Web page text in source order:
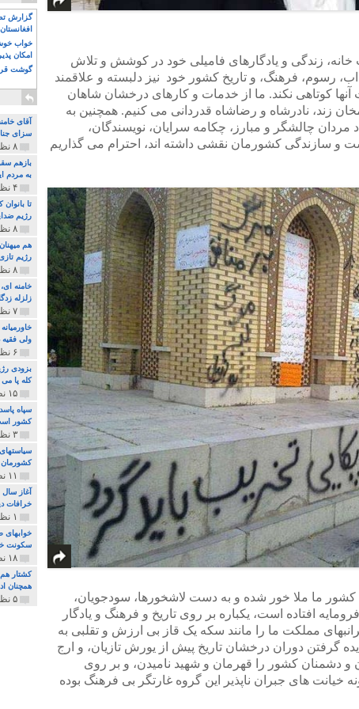
زندگی و یادگارهای فامیلی خود در کوشش و تلاش
رسوم، فرهنگ، و تاریخ کشور خود نیز دلبسته و علاقمند
کوتاهی نکند. ما از خدمات و کارهای درخشان شاهان
زند، نادرشاه و رضاشاه قدردانی می کنیم. همچنین به
مردان چالشگر و مبارز، چکامه سرایان، نویسندگان،
و سازندگی کشورمان نقشی داشته اند، احترام می گذاریم
تا کنون که کشور ما ملا خور شده و به دست لاشخورها، سودجویان،
افتاده است، یکباره بر روی تاریخ و فرهنگ و یادگار
مملکت ما را مانند سکه یک قاز بی ارزش و تقلبی به
گرفتن دوران درخشان تاریخ پیش از یورش تازیان، و ارج
و دشمنان کشور را قهرمان و شهید نامیدن، و بر روی
خیانت های جبران ناپذیر این گروه غارتگر بی فرهنگ بوده
گزارش
خواب خوش
امکان
گوشت
آقای
سزای
۸ نظر و ۱۸۰ پخش
بازهم
به مردم
۴ نظر و ۹۷ پخش
تا
رژیم
۸ نظر و ۸۹ پخش
هم
رژیم
۸ نظر و ۲۱۹ پخش
زلزله
۷ نظر و ۲۱۰ پخش
ولی فقیه
۶ نظر و ۱۵۷ پخش
بزودی
کله پا
۱۵ نظر و ۳۲۷ پخش
سپاه
کشور
۳ نظر و ۱۶۲ پخش
۱۱ نظر و ۳۱۵ پخش
آغاز
خرافات
۱ نظر و ۷۴ پخش
خوابهای
سکونت
۱۸ نظر و ۸۹۷ پخش
کشتار هم
همچنان
۵ نظر و ۲۵۹ پخش